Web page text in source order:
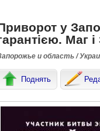
у
Маг
и область /
Поднять